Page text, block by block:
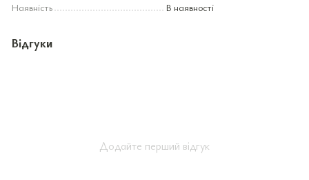
Наявність В наявності
Відгуки
Додайте перший відгук